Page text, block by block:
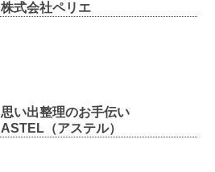
株式会社ペリエ
思い出整理のお手伝い
ASTEL（アステル）